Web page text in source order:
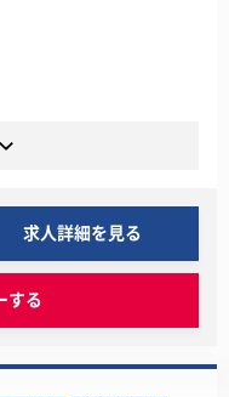
求人詳細を見る
する